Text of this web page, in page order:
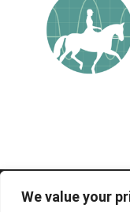
We value your
© 1995-2026